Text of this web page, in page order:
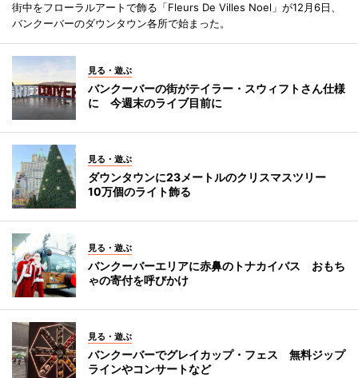
街中をフローラルアートで飾る「Fleurs De Villes Noel」が12月6日、
バンクーバーのダウンタウン各所で始まった。
見る・遊ぶ
バンクーバーの街がテイラー・スウィフトさん仕様
に 今週末のライブ目前に
見る・遊ぶ
ダウンタウンに23メートルのクリスマスツリー
10万個のライト飾る
見る・遊ぶ
バンクーバーエリアに赤鼻のトナカイバス おもち
ゃの寄付を呼びかけ
見る・遊ぶ
バンクーバーでグレイカップ・フェス 無料ジップ
ラインやコンサートなど